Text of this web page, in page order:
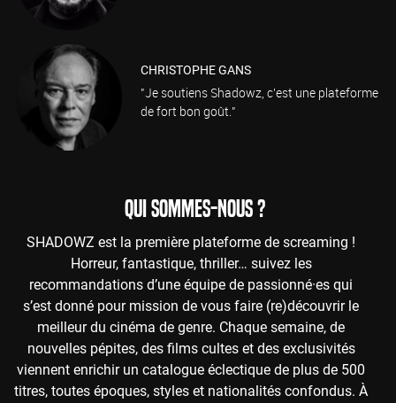
CHRISTOPHE GANS
"Je soutiens Shadowz, c'est une plateforme
de fort bon goût."
QUI SOMMES-NOUS ?
SHADOWZ est la première plateforme de screaming !
Horreur, fantastique, thriller… suivez les
recommandations d’une équipe de passionné·es qui
s’est donné pour mission de vous faire (re)découvrir le
meilleur du cinéma de genre. Chaque semaine, de
nouvelles pépites, des films cultes et des exclusivités
viennent enrichir un catalogue éclectique de plus de 500
titres, toutes époques, styles et nationalités confondus. À